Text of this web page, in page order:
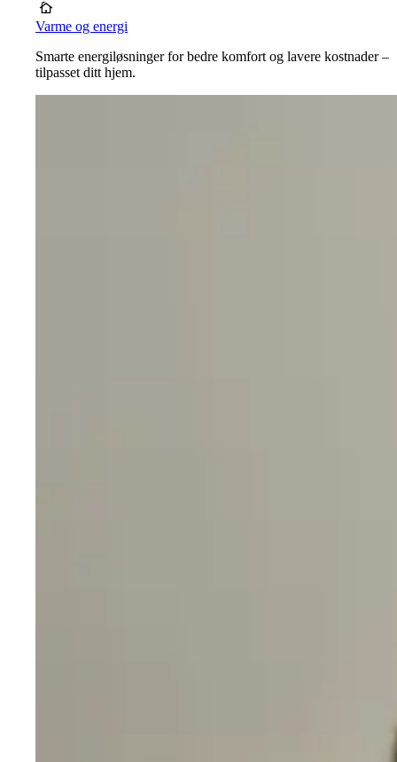
Varme og energi
Smarte energiløsninger for bedre komfort og lavere kostnader –
tilpasset ditt hjem.